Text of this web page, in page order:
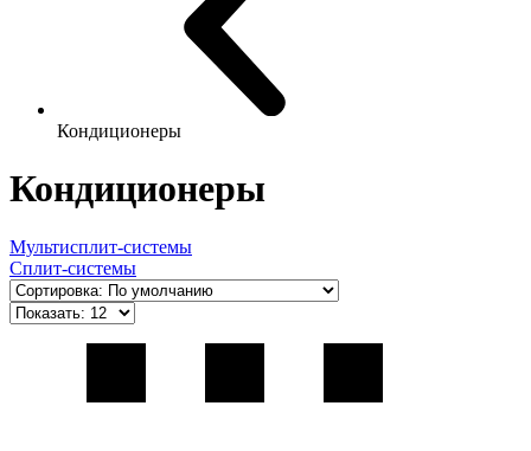
Кондиционеры
Кондиционеры
Мультисплит-системы
Сплит-системы